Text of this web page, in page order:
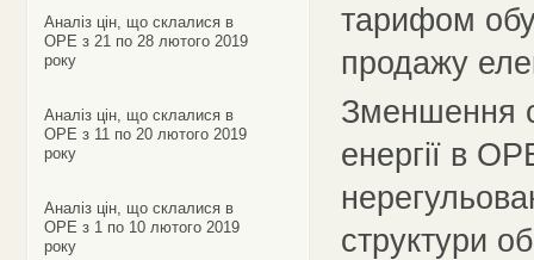
Аналіз цін, що склалися в
ОРЕ з 21 по 28 лютого 2019
року
Аналіз цін, що склалися в
ОРЕ з 11 по 20 лютого 2019
року
Аналіз цін, що склалися в
ОРЕ з 1 по 10 лютого 2019
року
тарифом
продажу
Зменшення
енергії в
структури